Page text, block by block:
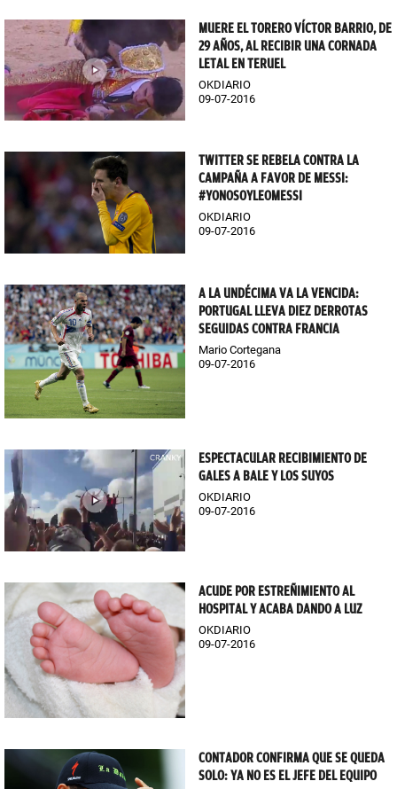
MUERE EL TORERO VÍCTOR BARRIO, DE
29 AÑOS, AL RECIBIR UNA CORNADA
LETAL EN TERUEL
OKDIARIO
09-07-2016
TWITTER SE REBELA CONTRA LA
CAMPAÑA A FAVOR DE MESSI:
#YONOSOYLEOMESSI
OKDIARIO
09-07-2016
A LA UNDÉCIMA VA LA VENCIDA:
PORTUGAL LLEVA DIEZ DERROTAS
SEGUIDAS CONTRA FRANCIA
Mario Cortegana
09-07-2016
ESPECTACULAR RECIBIMIENTO DE
GALES A BALE Y LOS SUYOS
OKDIARIO
09-07-2016
ACUDE POR ESTREÑIMIENTO AL
HOSPITAL Y ACABA DANDO A LUZ
OKDIARIO
09-07-2016
CONTADOR CONFIRMA QUE SE QUEDA
SOLO: YA NO ES EL JEFE DEL EQUIPO